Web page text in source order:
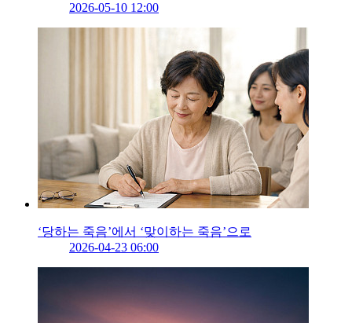
2026-05-10 12:00
‘당하는 죽음’에서 ‘맞이하는 죽음’으로
2026-04-23 06:00